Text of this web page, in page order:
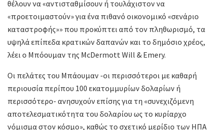
θέλουν να «αντισταθμίσουν ή τουλάχιστον να
«προετοιμαστούν» για ένα πιθανό οικονομικό «σενάριο
καταστροφής»» που προκύπτει από τον πληθωρισμό, τα
υψηλά επίπεδα κρατικών δαπανών και το δημόσιο χρέος,
λέει ο Μπόουμαν της McDermott Will & Emery.
Οι πελάτες του Μπάουμαν -οι περισσότεροι με καθαρή
περιουσία περίπου 100 εκατομμυρίων δολαρίων ή
περισσότερο- ανησυχούν επίσης για τη «συνεχιζόμενη
αποτελεσματικότητα του δολαρίου ως το κυρίαρχο
νόμισμα στον κόσμο», καθώς το σχετικό μερίδιο των ΗΠΑ